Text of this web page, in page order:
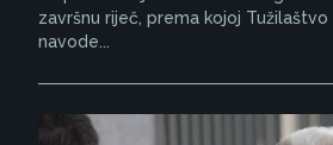
završnu riječ, prema kojoj
navode...